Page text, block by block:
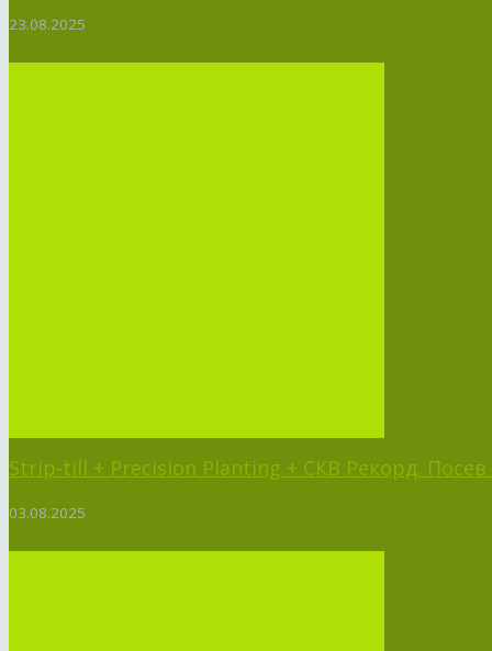
23.08.2025
Strip-till + Precision Planting + СКВ Рекорд.
03.08.2025